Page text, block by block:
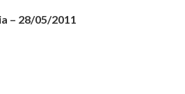
– 28/05/2011